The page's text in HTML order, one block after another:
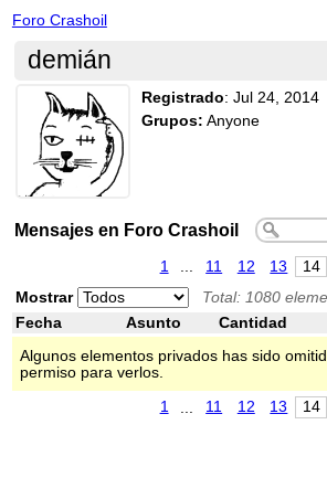
Foro Crashoil
demián
Registrado: Jul 24, 2014
Grupos: Anyone
Mensajes en Foro Crashoil
1 11 12 13 14
Mostrar
Total: 1080
Fecha
Asunto Cantidad
Algunos elementos privados has sido
permiso para verlos.
1 11 12 13 14